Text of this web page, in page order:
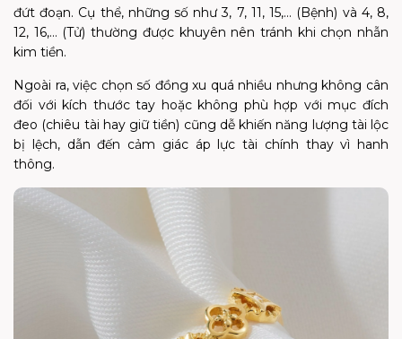
đứt đoạn. Cụ thể, những số như 3, 7, 11, 15,… (Bệnh) và 4, 8,
12, 16,… (Tử) thường được khuyên nên tránh khi chọn nhẫn
kim tiền.
Ngoài ra, việc chọn số đồng xu quá nhiều nhưng không cân
đối với kích thước tay hoặc không phù hợp với mục đích
đeo (chiêu tài hay giữ tiền) cũng dễ khiến năng lượng tài lộc
bị lệch, dẫn đến cảm giác áp lực tài chính thay vì hanh
thông.